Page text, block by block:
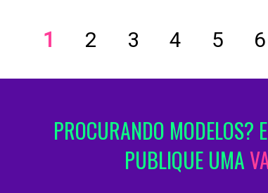
1 2 3 4 5 6
PROCURANDO MODELOS?
PUBLIQUE UMA